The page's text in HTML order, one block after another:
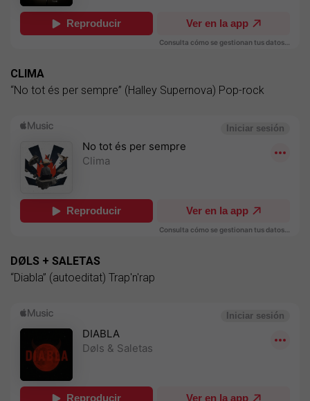
CLIMA
“No tot és per sempre” (Halley Supernova) Pop-rock
DØLS + SALETAS
“Diabla” (autoeditat) Trap'n'rap